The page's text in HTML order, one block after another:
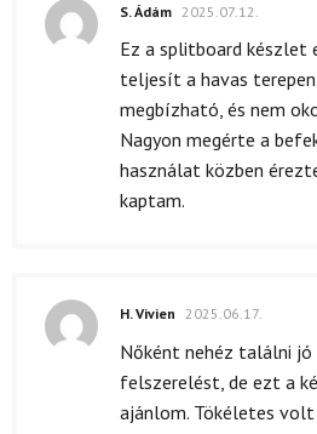
S. Ádám 2025.07.12.
Ez a splitboard készlet
teljesít a havas
megbízható, és nem
Nagyon megérte a
használat közben
kaptam.
H. Vivien 2025.06.17.
Nőként nehéz találni
felszerelést, de ezt a
ajánlom. Tökéletes volt